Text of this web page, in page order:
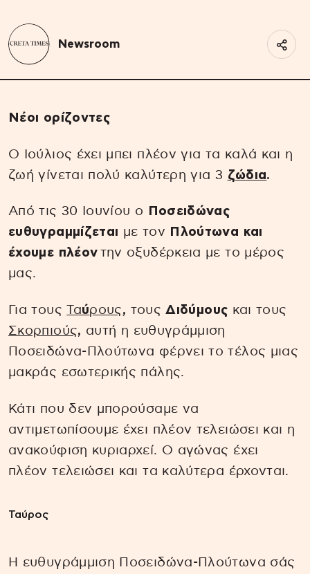
Newsroom
Νέοι ορίζοντες
Ο Ιούλιος έχει μπει πλέον για τα καλά και η
ζωή γίνεται πολύ καλύτερη για 3 ζώδια.
Από τις 30 Ιουνίου ο
Ποσειδώνας
ευθυγραμμίζεται με τον Πλούτωνα και
έχουμε πλέον την οξυδέρκεια με το μέρος
μας.
Για τους Ταύρους, τουςΔιδύμους και τους
Σκορπιούς, αυτή η ευθυγράμμιση
Ποσειδώνα-Πλούτωνα φέρνει το τέλος μιας
μακράς εσωτερικής πάλης.
Κάτι που δεν μπορούσαμε να
αντιμετωπίσουμε έχει πλέον τελειώσει και η
ανακούφιση κυριαρχεί. Ο αγώνας έχει
πλέον τελειώσει και τα καλύτερα έρχονται.
Ταύρος
Η ευθυγράμμιση Ποσειδώνα-Πλούτωνα σάς